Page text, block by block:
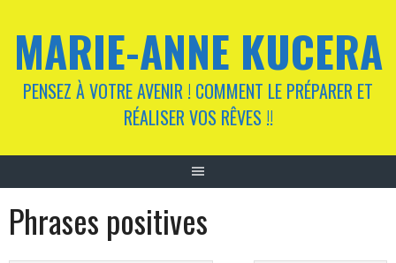
contenu
MARIE-ANNE KUCERA
PENSEZ À VOTRE AVENIR ! COMMENT LE PRÉPARER ET
RÉALISER VOS RÊVES !!
Phrases positives